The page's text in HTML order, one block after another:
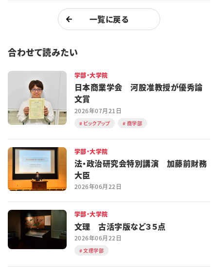
学生記者募集 お問い合わせ
一覧に戻る
合わせて読みたい
学部・大学院
日本商業学会 河股准教授が優秀論
文賞
2026年07月21日
ピックアップ 商学部
学部・大学院
法・政治研究会特別講演 加藤前財務
大臣
2026年06月22日
学部・大学院
文理 古活字版など３５点
2026年06月22日
文理学部